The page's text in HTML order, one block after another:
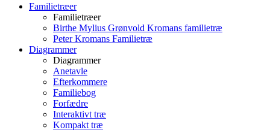
Familietræer
Familietræer
Birthe Mylius Grønvold Kromans familietræ
Peter Kromans Familietræ
Diagrammer
Diagrammer
Anetavle
Efterkommere
Familiebog
Forfædre
Interaktivt træ
Kompakt træ